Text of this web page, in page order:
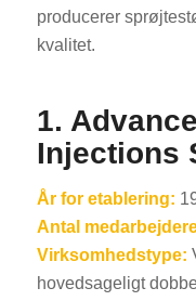
producerer
kvalitet.
1.
Injections
År for etablering:
Antal
Virksomhedstype:
hovedsageligt